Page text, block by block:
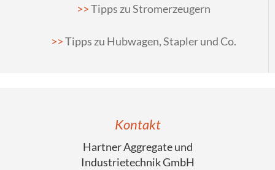
Tipps zu Stromerzeugern
Tipps zu Hubwagen, Stapler und Co.
Kontakt
Hartner Aggregate und
Industrietechnik GmbH